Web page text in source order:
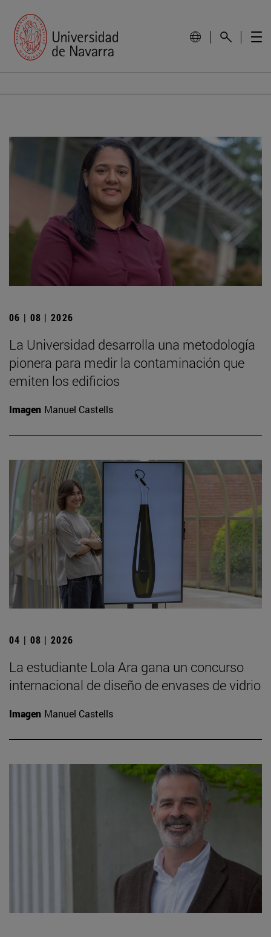
06 | 08 | 2026
La Universidad desarrolla una metodología
pionera para medir la contaminación que
emiten los edificios
Imagen Manuel Castells
04 | 08 | 2026
La estudiante Lola Ara gana un concurso
internacional de diseño de envases de vidrio
Imagen Manuel Castells